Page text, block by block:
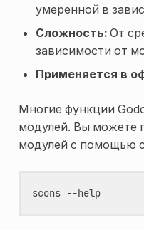
умеренной в
Сложность:От
зависимости от
Применяется в
Многие функции
модулей. Вы можете
модулей с помощью
scons --help